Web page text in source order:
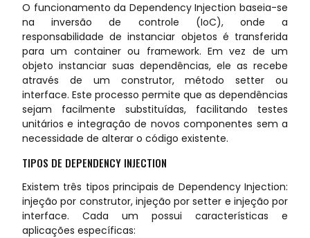
O funcionamento da Dependency Injection baseia-se
na inversão de controle (IoC), onde a
responsabilidade de instanciar objetos é transferida
para um container ou framework. Em vez de um
objeto instanciar suas dependências, ele as recebe
através de um construtor, método setter ou
interface. Este processo permite que as dependências
sejam facilmente substituídas, facilitando testes
unitários e integração de novos componentes sem a
necessidade de alterar o código existente.
TIPOS DE DEPENDENCY INJECTION
Existem três tipos principais de Dependency Injection:
injeção por construtor, injeção por setter e injeção por
interface. Cada um possui características e
aplicações específicas: